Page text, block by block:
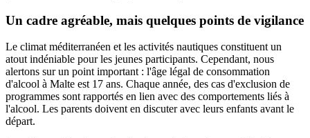
Un cadre agréable, mais quelques points de vigilance
Le climat méditerranéen et les activités nautiques constituent un
atout indéniable pour les jeunes participants. Cependant, nous
alertons sur un point important : l'âge légal de consommation
d'alcool à Malte est 17 ans. Chaque année, des cas d'exclusion de
programmes sont rapportés en lien avec des comportements liés à
l'alcool. Les parents doivent en discuter avec leurs enfants avant le
départ.